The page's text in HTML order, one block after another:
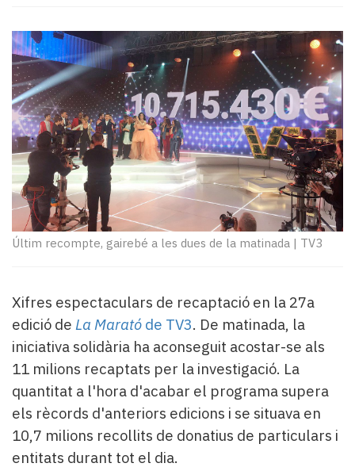
mitjans
El
temps
Reportatges
Entrevistes
Enquestes
A
escena!
Dis
la
teva!
Subscriptors
La
Pallars
Contingut
patrocinat
Lo
més
llegit...
Editorial
Últim recompte, gairebé a les dues de la matinada | TV3
Xifres espectaculars de recaptació en la 27a
edició de La Marató de TV3. De matinada, la
iniciativa solidària ha aconseguit acostar-se als
11 milions recaptats per la investigació. La
quantitat a l'hora d'acabar el programa supera
els rècords d'anteriors edicions i se situava en
10,7 milions recollits de donatius de particulars i
entitats durant tot el dia.